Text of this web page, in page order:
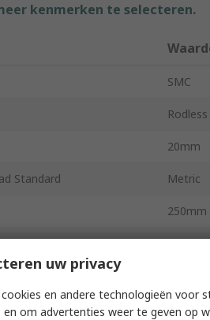
kenmerken te selecteren.
SMC
20mm
Standard Metric
250mm
MY1
Pressure 0.8 Mpa
uw privacy
en andere technologieën voor
om advertenties weer te geven op